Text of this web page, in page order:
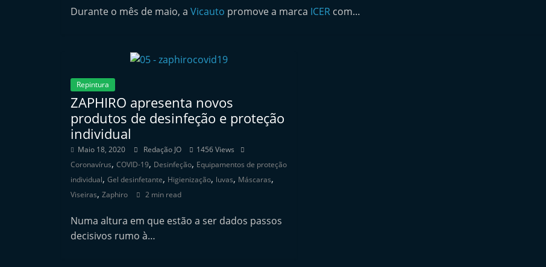
Durante o mês de maio, a Vicauto promove a marca ICER com…
Repintura
ZAPHIRO apresenta novos
produtos de desinfeção e proteção
individual
Maio 18, 2020 Redação JO
1456 Views
Coronavírus, COVID-19, Desinfeção, Equipamentos de proteção
individual, Gel desinfetante, Higienização, luvas, Máscaras,
Viseiras, Zaphiro 2 min read
Numa altura em que estão a ser dados passos
decisivos rumo à…